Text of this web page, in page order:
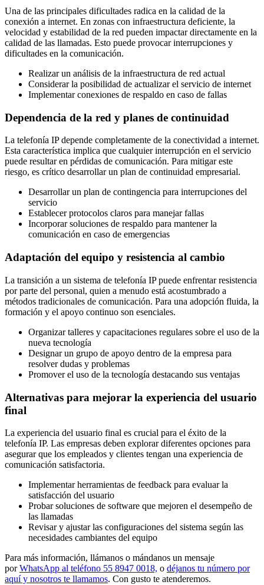
Una de las principales dificultades radica en la calidad de la
conexión a internet. En zonas con infraestructura deficiente, la
velocidad y estabilidad de la red pueden impactar directamente en la
calidad de las llamadas. Esto puede provocar interrupciones y
dificultades en la comunicación.
Realizar un análisis de la infraestructura de red actual
Considerar la posibilidad de actualizar el servicio de internet
Implementar conexiones de respaldo en caso de fallas
Dependencia de la red y planes de continuidad
La telefonía IP depende completamente de la conectividad a internet.
Esta característica implica que cualquier interrupción en el servicio
puede resultar en pérdidas de comunicación. Para mitigar este
riesgo, es crítico desarrollar un plan de continuidad empresarial.
Desarrollar un plan de contingencia para interrupciones del
servicio
Establecer protocolos claros para manejar fallas
Incorporar soluciones de respaldo para mantener la
comunicación en caso de emergencias
Adaptación del equipo y resistencia al cambio
La transición a un sistema de telefonía IP puede enfrentar resistencia
por parte del personal, quien a menudo está acostumbrado a
métodos tradicionales de comunicación. Para una adopción fluida, la
formación y el apoyo continuo son esenciales.
Organizar talleres y capacitaciones regulares sobre el uso de la
nueva tecnología
Designar un grupo de apoyo dentro de la empresa para
resolver dudas y problemas
Promover el uso de la tecnología destacando sus ventajas
Alternativas para mejorar la experiencia del usuario
final
La experiencia del usuario final es crucial para el éxito de la
telefonía IP. Las empresas deben explorar diferentes opciones para
asegurar que los empleados y clientes tengan una experiencia de
comunicación satisfactoria.
Implementar herramientas de feedback para evaluar la
satisfacción del usuario
Probar soluciones de software que mejoren el desempeño de
las llamadas
Revisar y ajustar las configuraciones del sistema según las
necesidades cambiantes del equipo
Para más información, llámanos o mándanos un mensaje
porWhatsApp al teléfono 55 8947 0018, o déjanos tu número por
aquí y nosotros te llamamos. Con gusto te atenderemos.